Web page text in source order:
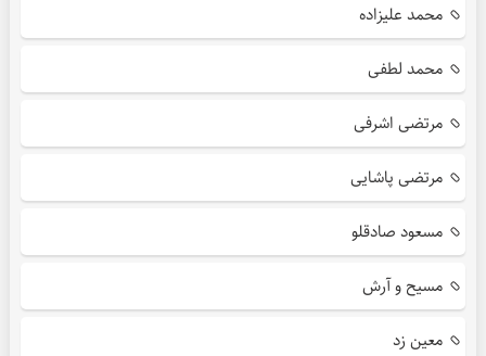
محمد علیزاده
محمد لطفی
مرتضی اشرفی
مرتضی پاشایی
مسعود صادقلو
مسیح و آرش
معین زد